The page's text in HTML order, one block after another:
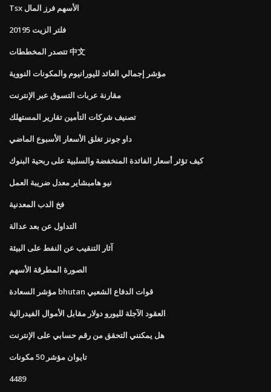
Tsx الأسهم فرز المال
20195 فلتر الزيت
تتصدر المخططات 中文
مؤشر إجمالي العائد لليورانيوم والمكونات النووية
مقارنة عربات التسوق عبر الإنترنت
تصنيف شركات التأمين تقارير المستهلك
داو جونز تغلق الأسعار الأسبوع الماضي
كيف تؤثر أسعار الفائدة المنخفضة والسلبية على ربحية البنوك
نيو هامبشاير معدل ضريبة العمل
فخ الدب المعدنية
التداول عن بعد عدالة
آثار التنقيب عن النفط على البيئة
الصورة المطرقة الأسهم
مؤشر السعادة bhutan قوات الدفاع الشعبي
العقود الآجلة لليورو دولار مقابل الأموال الفيدرالية
هل يمكنني التحقق من رقم حسابي على الإنترنت
تايوان مؤشر 50 مكونات
4489